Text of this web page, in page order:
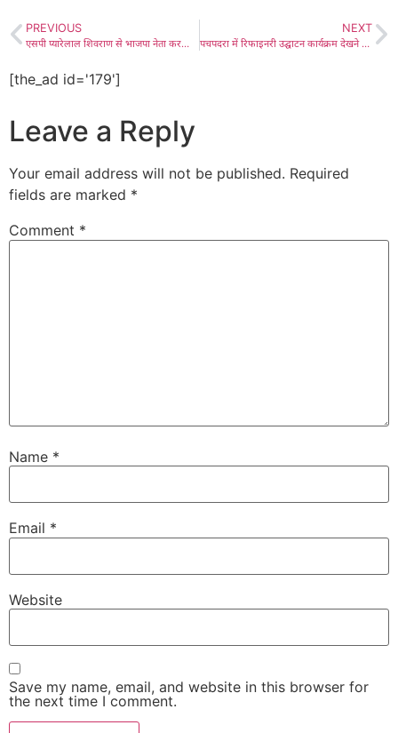
PREVIOUS
एसपी प्यारेलाल शिवराण से भाजपा नेता करणीसिंह ने की शिष्टाचार भेंट
NEXT
पचपदरा में रिफाइनरी उद्घाटन कार्यक्रम देखने के साथ ही हम जुड़ पाएंगे ‘टू वे कम्युनिकेशन’ के माध्यम से सीधे प्रधानमंत्री से, उनको हम देखेंगे-सुनेंगे, तो भी हमको देखेंगे-सुनेंगे- डॉ. अपूर्वा सिंह (प्रदेश मंत्री भाजपा), लाडनूं में भाजपा की मासिक बैठक में किया प्रदेश मंत्री ने सम्बोधित, संगठन की मजबूती के सूत्र बताए
[the_ad id='179']
Leave a Reply
Your email address will not be published. Required
fields are marked *
Comment *
Name *
Email *
Website
Save my name, email, and website in this browser for
the next time I comment.